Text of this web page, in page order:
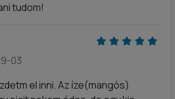
tudom!
03
el inni. Az íze(mangós)